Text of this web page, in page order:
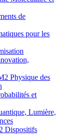
de
pour les
Physique des
et
Lumière,
Dispositifs